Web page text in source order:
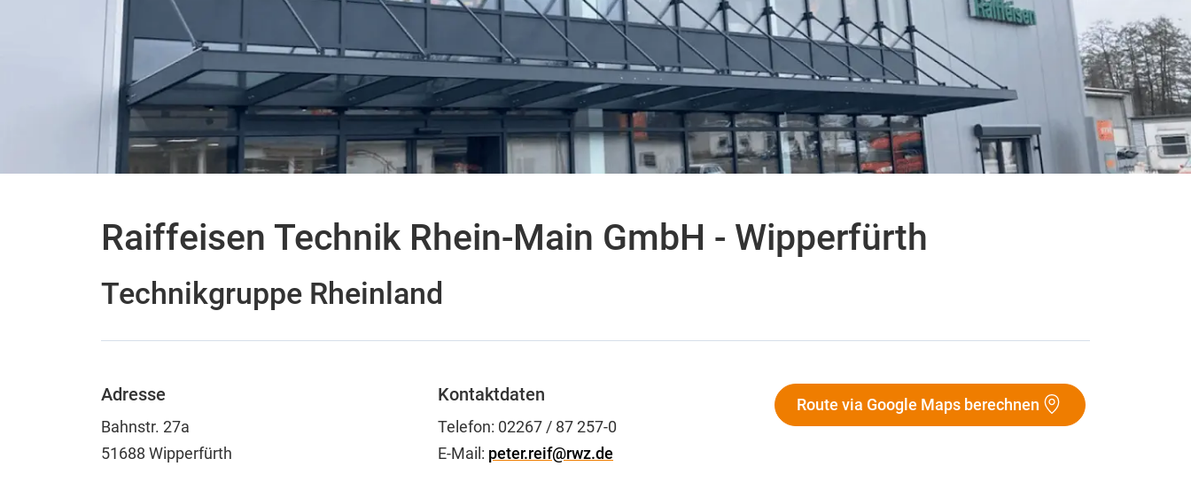
Raiffeisen Technik Rhein-Main GmbH - Wipperfürth
Technikgruppe Rheinland
Adresse
Bahnstr. 27a
51688 Wipperfürth
Kontaktdaten
Telefon: 02267 / 87 257-0
E-Mail: peter.reif@rwz.de
Route via Google Maps berechnen